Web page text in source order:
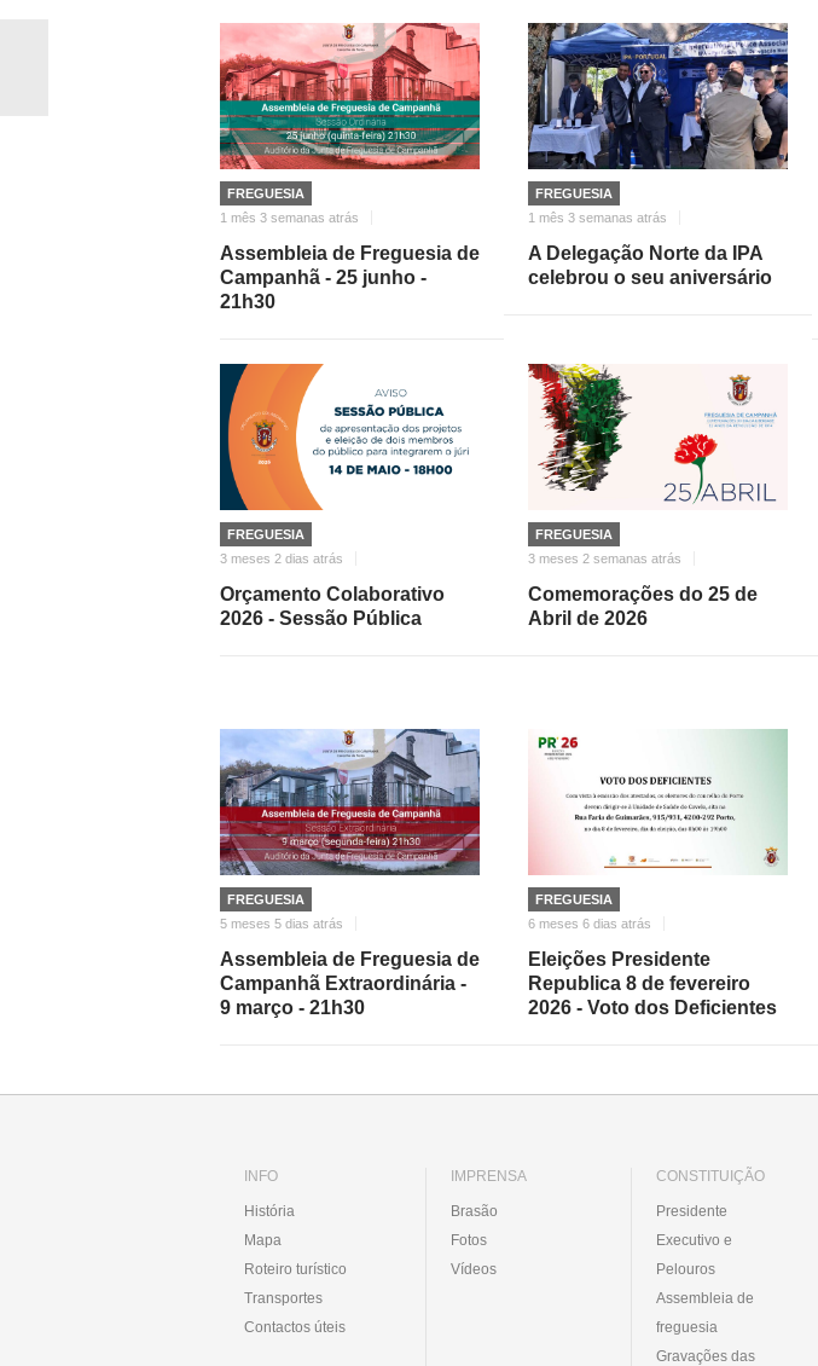
FREGUESIA
1 mês 3 semanas atrás
Assembleia de Freguesia de
Campanhã - 25 junho -
21h30
FREGUESIA
1 mês 3 semanas atrás
A Delegação Norte da IPA
celebrou o seu aniversário
FREGUESIA
3 meses 2 dias atrás
Orçamento Colaborativo
2026 - Sessão Pública
FREGUESIA
3 meses 2 semanas atrás
Comemorações do 25 de
Abril de 2026
FREGUESIA
5 meses 5 dias atrás
Assembleia de Freguesia de
Campanhã Extraordinária -
9 março - 21h30
FREGUESIA
6 meses 6 dias atrás
Eleições Presidente
Republica 8 de fevereiro
2026 - Voto dos Deficientes
INFO
História
Mapa
Roteiro turístico
Transportes
Contactos úteis
IMPRENSA
Brasão
Fotos
Vídeos
CONSTITUIÇÃO
Presidente
Executivo e
Pelouros
Assembleia de
freguesia
Gravações das